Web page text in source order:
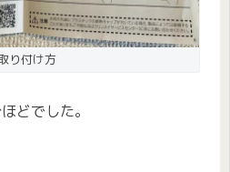
り付け方
どでした。